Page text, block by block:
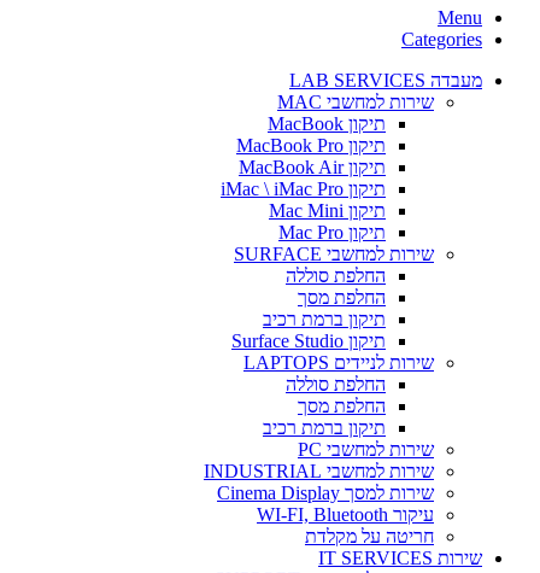
Menu
Categories
מעבדה LAB SERVICES
שירות למחשבי MAC
תיקון MacBook
תיקון MacBook Pro
תיקון MacBook Air
תיקון iMac \ iMac Pro
תיקון Mac Mini
תיקון Mac Pro
שירות למחשבי SURFACE
החלפת סוללה
החלפת מסך
תיקון ברמת רכיב
תיקון Surface Studio
שירות לניידים LAPTOPS
החלפת סוללה
החלפת מסך
תיקון ברמת רכיב
שירות למחשבי PC
שירות למחשבי INDUSTRIAL
שירות למסך Cinema Display
עיקור WI-FI, Bluetooth
חריטה על מקלדת
שירות IT SERVICES